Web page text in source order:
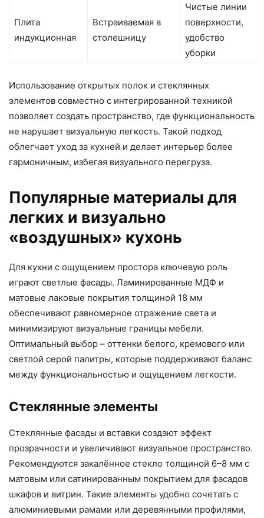
Плита
индукционная
Встраиваемая в
столешницу
Чистые линии
поверхности,
удобство
уборки
Использование открытых полок и стеклянных
элементов совместно с интегрированной техникой
позволяет создать пространство, где функциональность
не нарушает визуальную легкость. Такой подход
облегчает уход за кухней и делает интерьер более
гармоничным, избегая визуального перегруза.
Популярные материалы для
легких и визуально
«воздушных» кухонь
Для кухни с ощущением простора ключевую роль
играют светлые фасады. Ламинированные МДФ и
матовые лаковые покрытия толщиной 18 мм
обеспечивают равномерное отражение света и
минимизируют визуальные границы мебели.
Оптимальный выбор – оттенки белого, кремового или
светлой серой палитры, которые поддерживают баланс
между функциональностью и ощущением легкости.
Стеклянные элементы
Стеклянные фасады и вставки создают эффект
прозрачности и увеличивают визуальное пространство.
Рекомендуются закалённое стекло толщиной 6–8 мм с
матовым или сатинированным покрытием для фасадов
шкафов и витрин. Такие элементы удобно сочетать с
алюминиевыми рамами или деревянными профилями,